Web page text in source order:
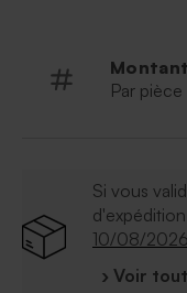
Montant
Par pièce
Si vous
10/08/2026
› Voir